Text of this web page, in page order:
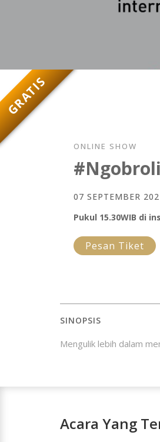
GRATIS
ONLINE SHOW
07 SEPTEMBER
Pukul 15.30WIB di
Pesan Tiket
SINOPSIS
Mengulik lebih dalam
Acara Yang